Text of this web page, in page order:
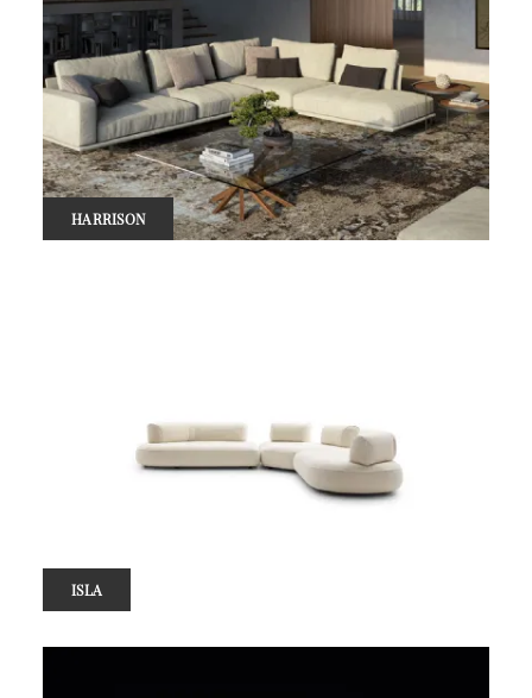
HARRISON
ISLA